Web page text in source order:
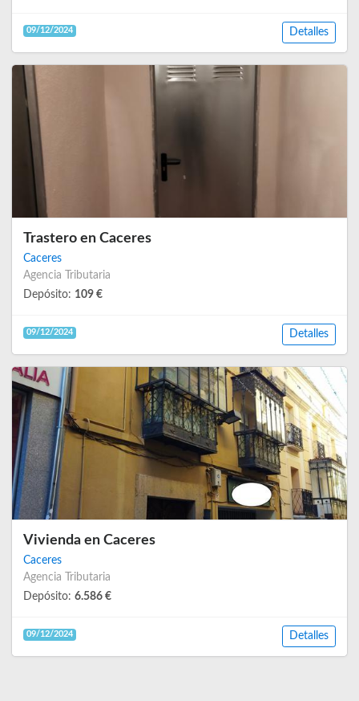
09/12/2024 Detalles
Trastero en Caceres
Caceres
Agencia Tributaria
Depósito: 109 €
09/12/2024 Detalles
Vivienda en Caceres
Caceres
Agencia Tributaria
Depósito: 6.586 €
09/12/2024 Detalles